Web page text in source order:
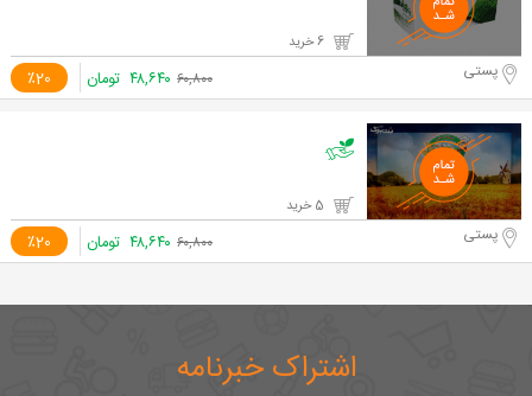
٪20 پستی ۶۰,۸۰۰ ۴۸,۶۴۰ تومان
٪20 پستی ۶۰,۸۰۰ ۴۸,۶۴۰ تومان
اشتراک خبرنامه